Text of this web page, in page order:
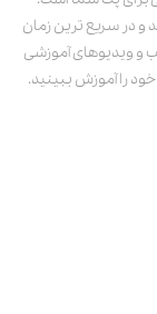
و در سریع ترین زمان
و ویدیوهای آموزشی
را آموزش ببینید.